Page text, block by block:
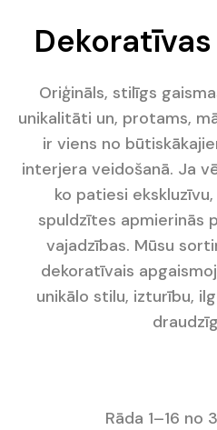
Oriģināls, stilīgs
unikalitāti un, protams,
ir viens no
interjera veidošanā. Ja
ko patiesi
spuldzītes apmierinās
vajadzības. Mūsu
dekoratīvais
unikālo stilu, izturību,
Rāda 1–16 no